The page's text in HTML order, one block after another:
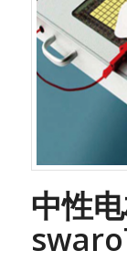
中性